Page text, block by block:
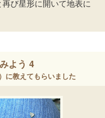
び星形に開いて地表に
よう 4
に教えてもらいました